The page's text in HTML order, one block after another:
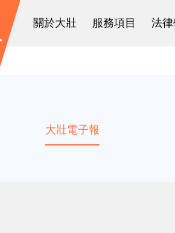
關於大壯 服務項目 法
大壯電子報